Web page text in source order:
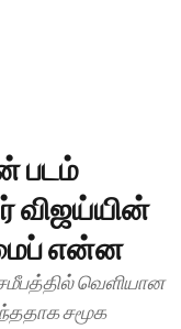
படம்
விஜய்யின்
என்ன
வெளியான
சமூக